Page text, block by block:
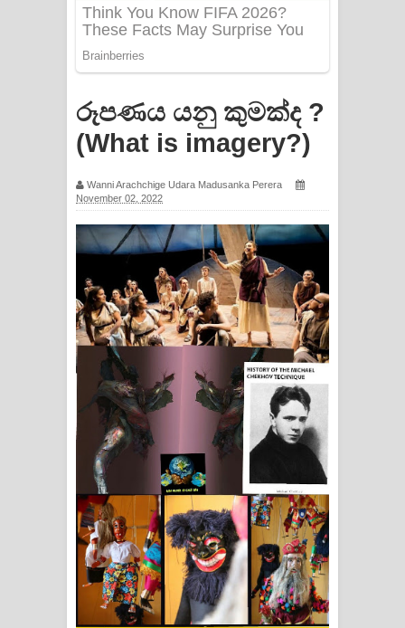
- මතක අලුතින් ලියන්න ගීතයේ පද පෙළ
Sandak Awith Song Lyrics - සඳක් ඇවිත්
Swetha Sande Song Lyrics - ශ්වේත
Ma Igili Giya Lyrics - මා ඉගිලී ගියා
ගීතයේ පද පෙළ
Ras Balan Song Lyrics - රැස් බලන්
ගීතයේ පද පෙළ
Hoda sihiyen Song Lyrics - හොද
සිහියෙන් ගීතයේ පද පෙළ
Awanken Song Lyrics - අවංකෙන්
ගීතයේ පද පෙළ
Pa Sina Song Lyrics - පෑ සිනා ගීතයේ
පද පෙළ
Pemwanthiye Song Lyrics -
පෙම්වන්තියේ ගීතයේ පද පෙළ
රූපණය යනු කුමක්ද ?
(What is imagery?)
Wanni Arachchige Udara Madusanka Perera
November 02, 2022